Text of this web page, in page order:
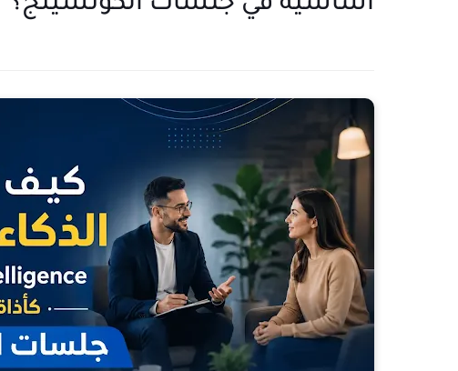
أساسية في جلسات الكوتشينج؟